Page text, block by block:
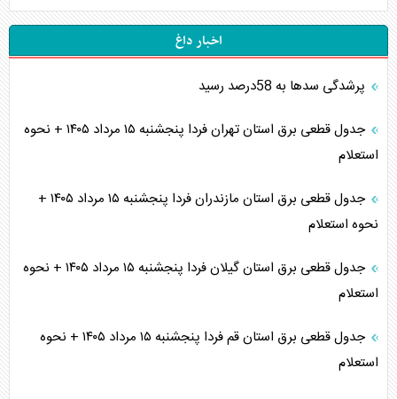
اخبار داغ
پرشدگی سدها به 58درصد رسید
جدول قطعی برق استان تهران فردا پنجشنبه ۱۵ مرداد ۱۴۰۵ + نحوه
استعلام
جدول قطعی برق استان مازندران فردا پنجشنبه ۱۵ مرداد ۱۴۰۵ +
نحوه استعلام
جدول قطعی برق استان گیلان فردا پنجشنبه ۱۵ مرداد ۱۴۰۵ + نحوه
استعلام
جدول قطعی برق استان قم فردا پنجشنبه ۱۵ مرداد ۱۴۰۵ + نحوه
استعلام